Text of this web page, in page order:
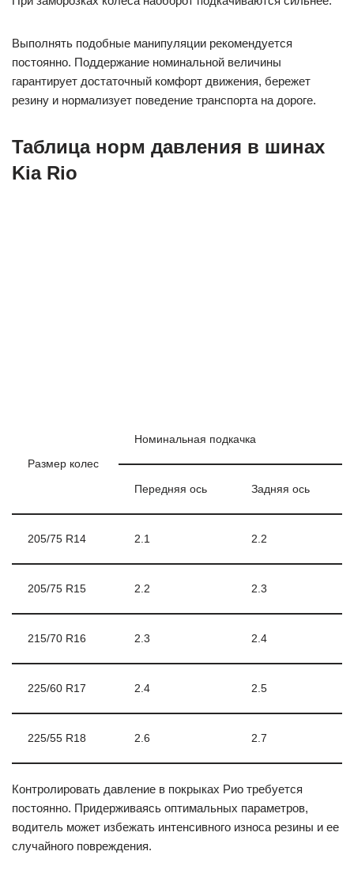
Выполнять подобные манипуляции рекомендуется
постоянно. Поддержание номинальной величины
гарантирует достаточный комфорт движения, бережет
резину и нормализует поведение транспорта на дороге.
Таблица норм давления в шинах
Kia Rio
Размер колес
Номинальная подкачка
Передняя ось Задняя ось
205/75 R14 2.1 2.2
205/75 R15 2.2 2.3
215/70 R16 2.3 2.4
225/60 R17 2.4 2.5
225/55 R18 2.6 2.7
Контролировать давление в покрыках Рио требуется
постоянно. Придерживаясь оптимальных параметров,
водитель может избежать интенсивного износа резины и ее
случайного повреждения.